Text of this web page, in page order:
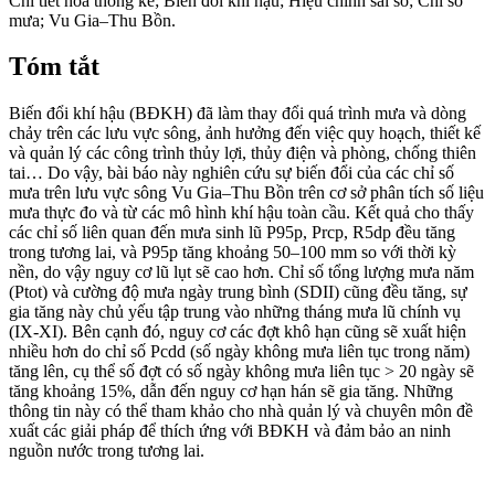
mưa; Vu Gia–Thu Bồn.
Tóm tắt
Biến đổi khí hậu (BĐKH) đã làm thay đổi quá trình mưa và dòng
chảy trên các lưu vực sông, ảnh hưởng đến việc quy hoạch, thiết kế
và quản lý các công trình thủy lợi, thủy điện và phòng, chống thiên
tai… Do vậy, bài báo này nghiên cứu sự biến đổi của các chỉ số
mưa trên lưu vực sông Vu Gia–Thu Bồn trên cơ sở phân tích số liệu
mưa thực đo và từ các mô hình khí hậu toàn cầu. Kết quả cho thấy
các chỉ số liên quan đến mưa sinh lũ P95p, Prcp, R5dp đều tăng
trong tương lai, và P95p tăng khoảng 50–100 mm so với thời kỳ
nền, do vậy nguy cơ lũ lụt sẽ cao hơn. Chỉ số tổng lượng mưa năm
(Ptot) và cường độ mưa ngày trung bình (SDII) cũng đều tăng, sự
gia tăng này chủ yếu tập trung vào những tháng mưa lũ chính vụ
(IX-XI). Bên cạnh đó, nguy cơ các đợt khô hạn cũng sẽ xuất hiện
nhiều hơn do chỉ số Pcdd (số ngày không mưa liên tục trong năm)
tăng lên, cụ thể số đợt có số ngày không mưa liên tục > 20 ngày sẽ
tăng khoảng 15%, dẫn đến nguy cơ hạn hán sẽ gia tăng. Những
thông tin này có thể tham khảo cho nhà quản lý và chuyên môn đề
xuất các giải pháp để thích ứng với BĐKH và đảm bảo an ninh
nguồn nước trong tương lai.